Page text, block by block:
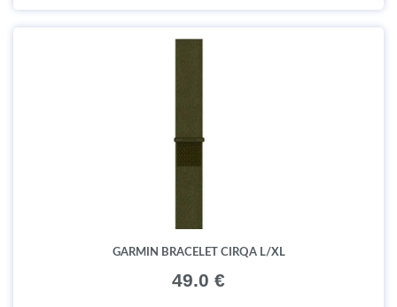
GARMIN BRACELET CIRQA L/XL
49.0 €